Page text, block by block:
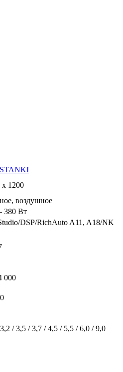
x 1200
воздушное
380 Вт
DSP/RichAuto A11, A18/NK
000
/ 3,5 / 3,7 / 4,5 / 5,5 / 6,0 / 9,0